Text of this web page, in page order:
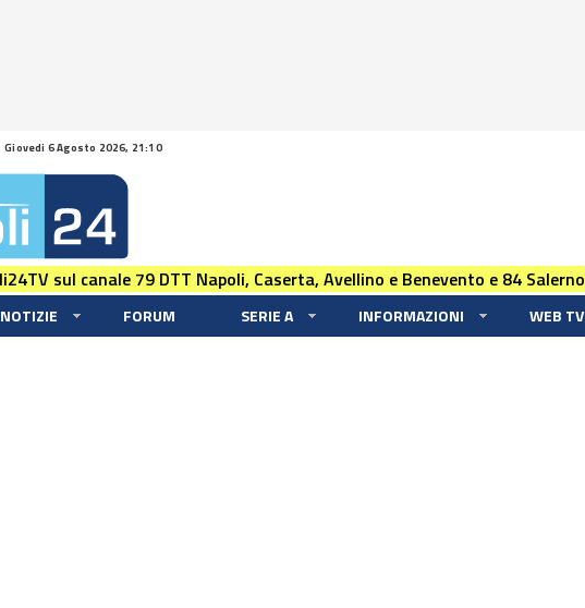
Giovedi 6 Agosto 2026, 21:10
sul canale 79 DTT Napoli, Caserta, Avellino e Benevento e 84 Salerno
NOTIZIE FORUM SERIE A INFORMAZIONI WEB TV